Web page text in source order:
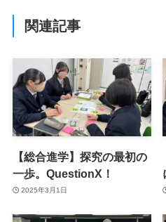
関連記事
【総合進学】探究の最初の
一歩。QuestionX！
2025年3月1日